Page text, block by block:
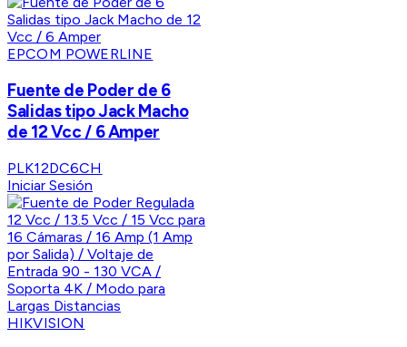
EPCOM POWERLINE
Fuente de Poder de 6
Salidas tipo Jack Macho
de 12 Vcc / 6 Amper
PLK12DC6CH
Iniciar Sesión
HIKVISION